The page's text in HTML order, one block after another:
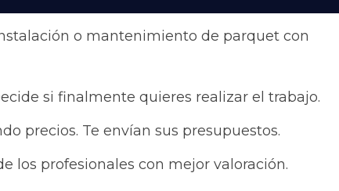
o mantenimiento de parquet con
si finalmente quieres realizar el trabajo.
precios. Te envían sus presupuestos.
los profesionales con mejor valoración.